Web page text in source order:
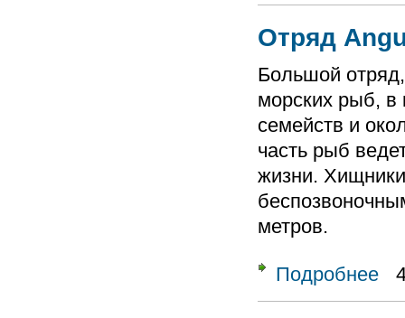
Отряд
Большой
морских рыб, в
семейств и
часть рыб
жизни.
метров.
Подробнеео